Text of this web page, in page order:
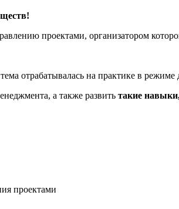
проектами, организатором
отрабатывалась на практике в
а также развить такие
проектами